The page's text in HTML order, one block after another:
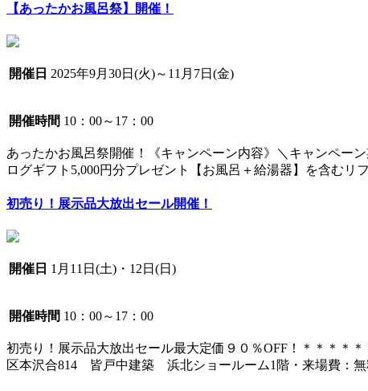
【あったかお風呂祭】開催！
開催日 2025年9月30日(火)～11月7日(金)
開催時間 10：00～17：00
あったかお風呂祭開催！《キャンペーン内容》＼キャンペー
ログギフト5,000円分プレゼント【お風呂＋給湯器】を含むリ
初売り！展示品大放出セール開催！
開催日 1月11日(土)・12日(日)
開催時間 10：00～17：00
初売り！展示品大放出セール最大定価９０％OFF！＊＊＊＊
区本沢合814 皆戸中建築 浜北ショールーム1階・来場費：無